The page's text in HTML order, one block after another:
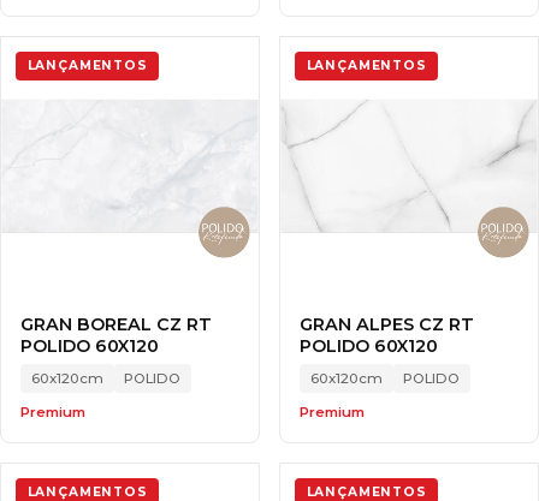
LANÇAMENTOS
GRAN BOREAL CZ RT
POLIDO 60X120
60x120cm
POLIDO
Premium
LANÇAMENTOS
GRAN ALPES CZ RT
POLIDO 60X120
60x120cm
POLIDO
Premium
LANÇAMENTOS LANÇAMENTOS